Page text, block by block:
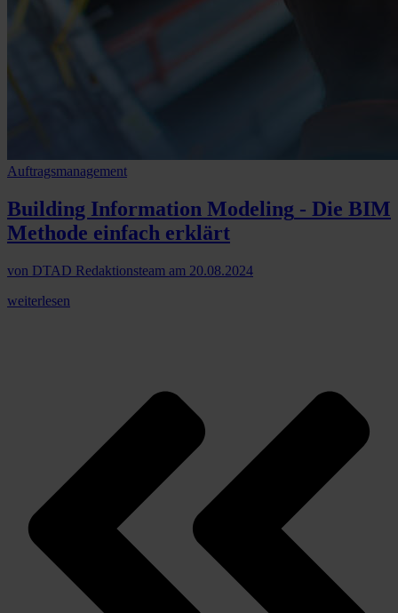
Auftragsmanagement
Building Information Modeling - Die BIM
Methode einfach erklärt
von DTAD Redaktionsteam am 20.08.2024
weiterlesen